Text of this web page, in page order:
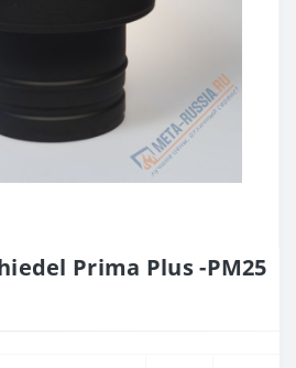
Рrima Plus -РМ25